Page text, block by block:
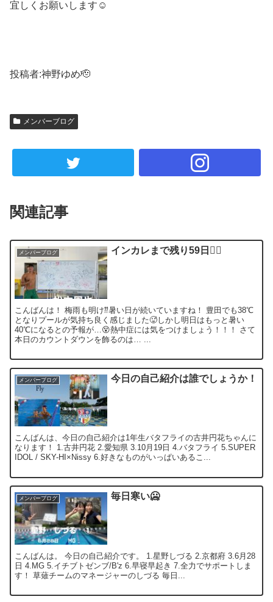
宜しくお願いします☺️
投稿者:神野ゆめ🫡
メンバーブログ
関連記事
メンバーブログ インカレまで残り59日❤️‍🔥
こんばんは！ 梅雨も明け⁇暑い日が続いていますね！ 豊田でも38℃
となりプールが気持ち良く感じました🥵しかし明日はもっと暑い
40℃になるとの予報が…😵熱中症には気をつけましょう！！！ さて
本日のカウントダウンを飾るのは… ...
メンバーブログ 今日の自己紹介は誰でしょうか！
こんばんは、今日の自己紹介は1年生バタフライの古井円花ちゃんに
なります！ 1.古井円花 2.愛知県 3.10月19日 4.バタフライ 5.SUPER
IDOL / SKY-HI×Nissy 6.好きなものがいっぱいあるこ...
メンバーブログ 毎日寒い🥶
こんばんは。 今日の自己紹介です。 1.星野しづる 2.京都府 3.6月28
日 4.MG 5.イチブトゼンブ/B'z 6.早寝早起き 7.全力でサポートしま
す！ 草薙チームのマネージャーのしづる 毎日...